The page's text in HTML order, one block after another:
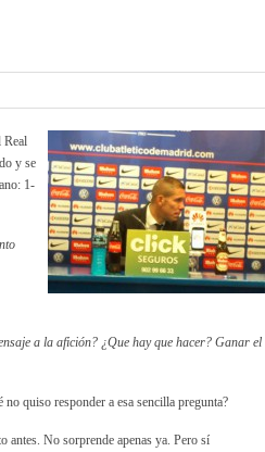
Real
y se
1-
a la afición? ¿Que hay que hacer? Ganar el
quiso responder a esa sencilla pregunta?
antes. No sorprende apenas ya. Pero sí